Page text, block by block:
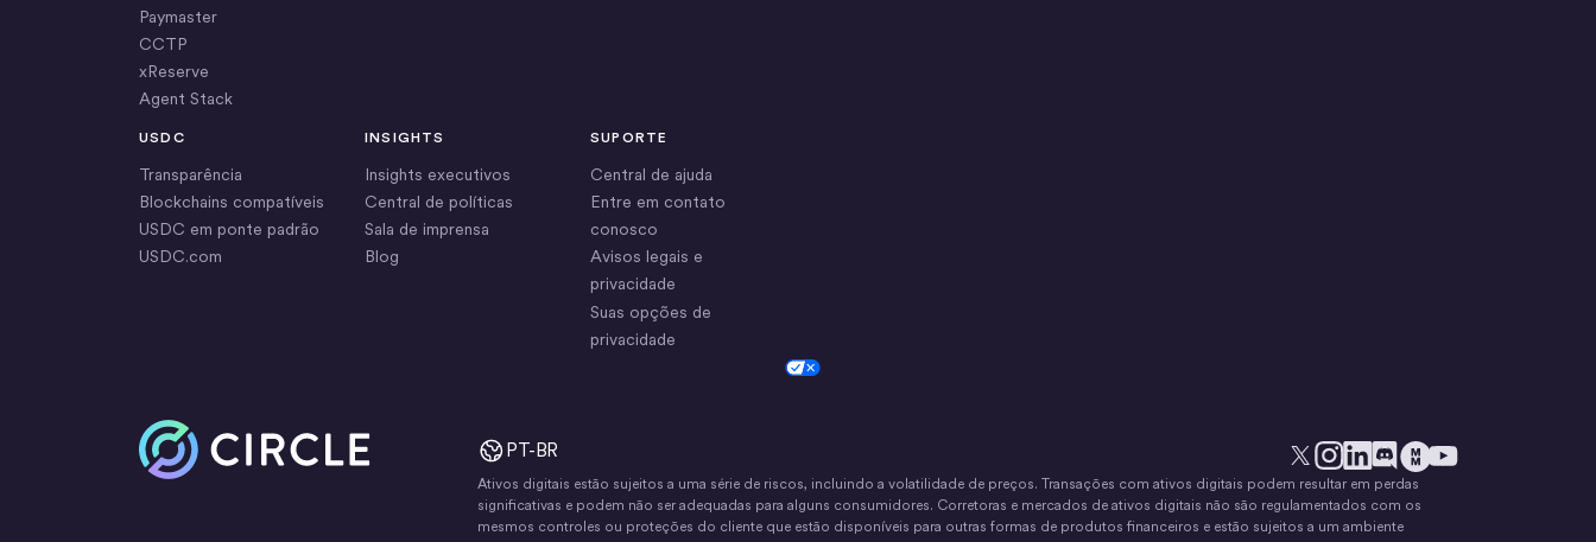
Início
Paymaster
CCTP
xReserve
Agent Stack
USDC
Transparência
Blockchains compatíveis
USDC em ponte padrão
USDC.com
INSIGHTS
Insights executivos
Central de políticas
Sala de imprensa
Blog
SUPORTE
Central de ajuda
Entre em contato
conosco
Avisos legais e
privacidade
Suas opções de
privacidade
PT-BR
X
Instagram
LinkedIn
Discórdia
O movimento do
Ativos digitais estão sujeitos a uma série de riscos, incluindo a volatilidade de preços. Transações com ativos digitais podem resultar em perdas
significativas e podem não ser adequadas para alguns consumidores. Corretoras e mercados de ativos digitais não são regulamentados com os
mesmos controles ou proteções do cliente que estão disponíveis para outras formas de produtos financeiros e estão sujeitos a um ambiente